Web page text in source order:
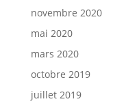
novembre 2020
mai 2020
mars 2020
octobre 2019
juillet 2019